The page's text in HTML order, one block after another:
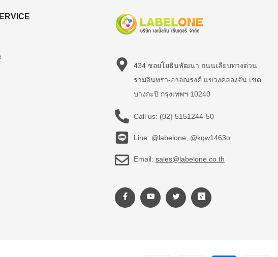
434 ซอยโยธินพัฒนา ถนนเลียบทางด่วน
รามอินทรา-อาจณรงค์ แขวงคลองจั่น เขต
บางกะปิ กรุงเทพฯ 10240
Call us: (02) 5151244-50
Line: @labelone, @kqw1463o
Email: sales@labelone.co.th